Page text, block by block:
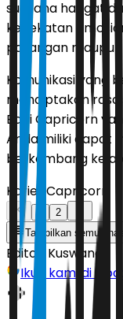
suasana hangat
kedekatan
pasangan
Komunikasi yang
menciptakan rasa
Bagi Capricorn
Anda miliki dapat
berkembang ke
Karier Capricorn
2
Tampilkan semua
Editor: Kuswandi
Ikuti kami di